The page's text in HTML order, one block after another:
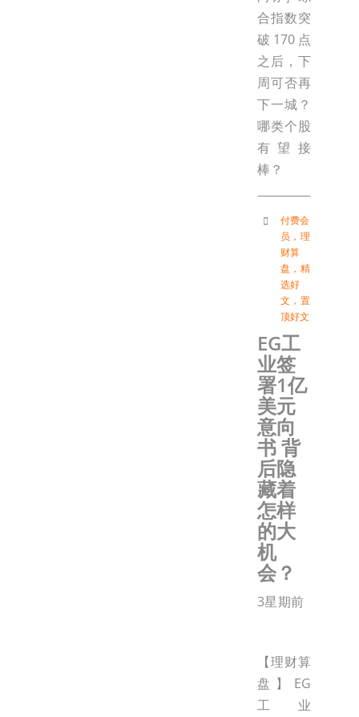
合指数突
破170点
之后，下
周可否再
下一城？
哪类个股
有望接
棒？
付费会
员 ， 理
财算
盘 ， 精
选好
文 ， 置
顶好文
EG工
业签
署1亿
美元
意向
书 背
后隐
藏着
怎样
的大
机
会？
3星期前
【理财算
盘】EG
工业